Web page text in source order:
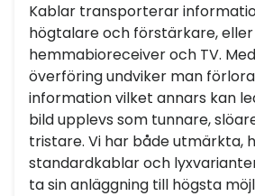
Kablar transporterar
högtalare och förstärkare, eller
hemmabioreceiver och TV.
överföring undviker man
information vilket annars kan
bild upplevs som tunnare,
tristare. Vi har både utmärkta,
standardkablar och
ta sin anläggning till högsta